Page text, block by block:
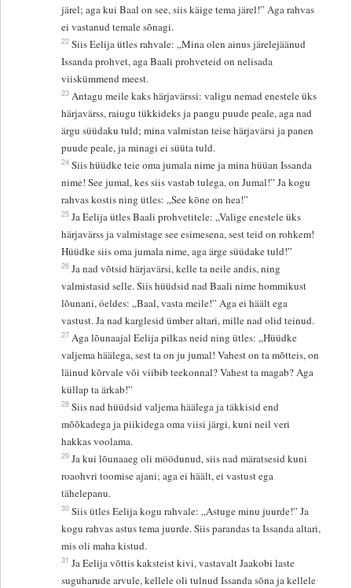
järel; aga kui Baal on see, siis käige tema järel!” Aga rahvas
ei vastanud temale sõnagi.
22 Siis Eelija ütles rahvale: „Mina olen ainus järelejäänud
Issanda prohvet, aga Baali prohveteid on nelisada
viiskümmend meest.
23 Antagu meile kaks härjavärssi: valigu nemad enestele üks
härjavärss, raiugu tükkideks ja pangu puude peale, aga nad
ärgu süüdaku tuld; mina valmistan teise härjavärsi ja panen
puude peale, ja minagi ei süüta tuld.
24 Siis hüüdke teie oma jumala nime ja mina hüüan Issanda
nime! See jumal, kes siis vastab tulega, on Jumal!” Ja kogu
rahvas kostis ning ütles: „See kõne on hea!”
25 Ja Eelija ütles Baali prohvetitele: „Valige enestele üks
härjavärss ja valmistage see esimesena, sest teid on rohkem!
Hüüdke siis oma jumala nime, aga ärge süüdake tuld!”
26 Ja nad võtsid härjavärsi, kelle ta neile andis, ning
valmistasid selle. Siis hüüdsid nad Baali nime hommikust
lõunani, öeldes: „Baal, vasta meile!” Aga ei häält ega
vastust. Ja nad karglesid ümber altari, mille nad olid teinud.
27 Aga lõunaajal Eelija pilkas neid ning ütles: „Hüüdke
valjema häälega, sest ta on ju jumal! Vahest on ta mõtteis, on
läinud kõrvale või viibib teekonnal? Vahest ta magab? Aga
küllap ta ärkab!”
28 Siis nad hüüdsid valjema häälega ja täkkisid end
mõõkadega ja piikidega oma viisi järgi, kuni neil veri
hakkas voolama.
29 Ja kui lõunaaeg oli möödunud, siis nad märatsesid kuni
roaohvri toomise ajani; aga ei häält, ei vastust ega
tähelepanu.
30 Siis ütles Eelija kogu rahvale: „Astuge minu juurde!” Ja
kogu rahvas astus tema juurde. Siis parandas ta Issanda altari,
mis oli maha kistud.
31 Ja Eelija võttis kaksteist kivi, vastavalt Jaakobi laste
suguharude arvule, kellele oli tulnud Issanda sõna ja kellele